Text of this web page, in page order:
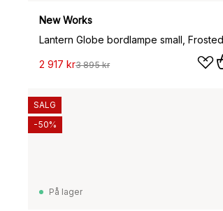
New Works
2 917 kr3 895 kr
På lager
SALG
-50%